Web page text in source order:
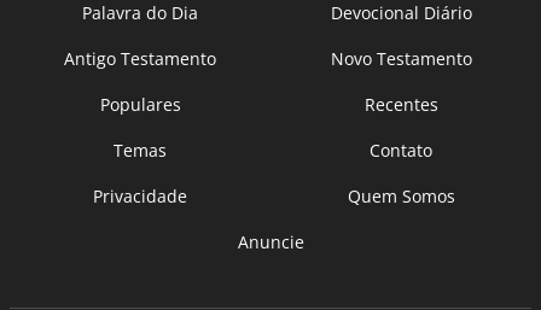
Palavra do Dia
Devocional Diário
Antigo Testamento
Novo Testamento
Populares
Recentes
Temas
Contato
Privacidade
Quem Somos
Anuncie